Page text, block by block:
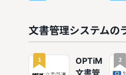
文書管理システムの
1
OPTiM
文書管
2